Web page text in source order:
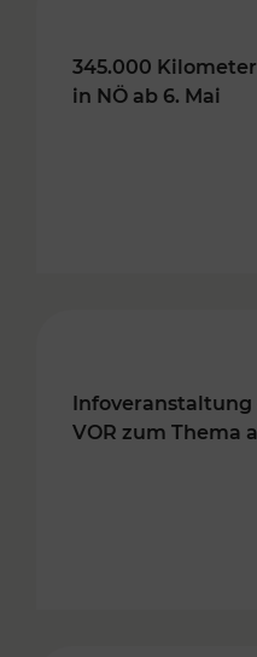
345.000
in NÖ ab 6. Mai
Infoveranstaltung
VOR zum Thema